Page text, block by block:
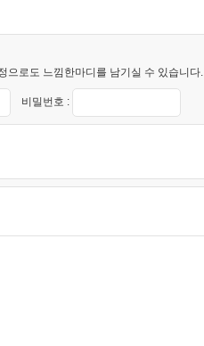
으로도 느낌한마디를 남기실 수 있습니다.
비밀번호 :